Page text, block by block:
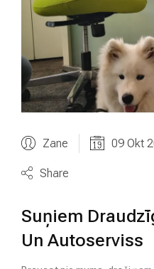
Zane 09 Okt
Share
Suņiem
Un Autoserviss